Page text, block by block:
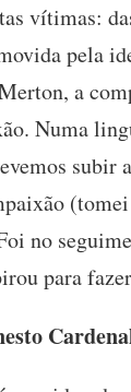
vítimas:
pela
a
Numa
subir
no
para